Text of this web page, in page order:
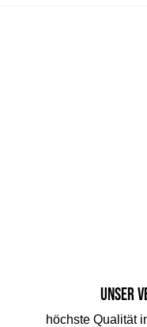
Unser
höchste Qualität